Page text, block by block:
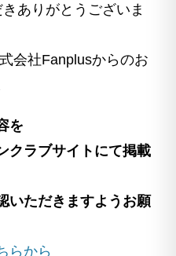
ありがとうございま
会社Fanplusからのお
を
クラブサイトにて掲載
いただきますようお願
らから